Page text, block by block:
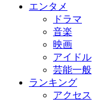
エンタメ
ドラマ
音楽
映画
アイドル
芸能一般
ランキング
アクセス